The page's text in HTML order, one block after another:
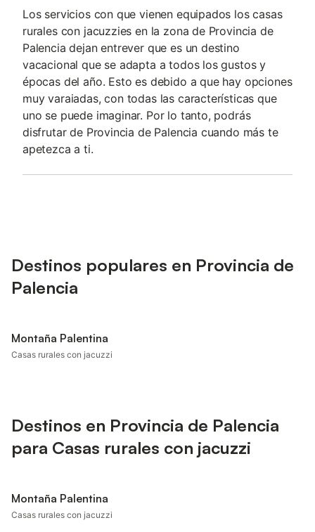
Los servicios con que vienen equipados los casas
rurales con jacuzzies en la zona de Provincia de
Palencia dejan entrever que es un destino
vacacional que se adapta a todos los gustos y
épocas del año. Esto es debido a que hay opciones
muy varaiadas, con todas las características que
uno se puede imaginar. Por lo tanto, podrás
disfrutar de Provincia de Palencia cuando más te
apetezca a ti.
Destinos populares en Provincia de
Palencia
Montaña Palentina
Casas rurales con jacuzzi
Destinos en Provincia de Palencia
para Casas rurales con jacuzzi
Montaña Palentina
Casas rurales con jacuzzi